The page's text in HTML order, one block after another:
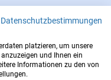
AN : 112
Datenschutzbestimmungen
platzieren, um unsere
und Ihnen ein
Informationen zu den von